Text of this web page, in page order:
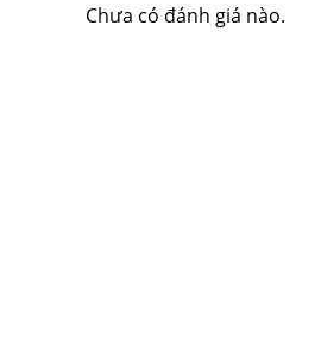
Chưa có đánh giá nào.